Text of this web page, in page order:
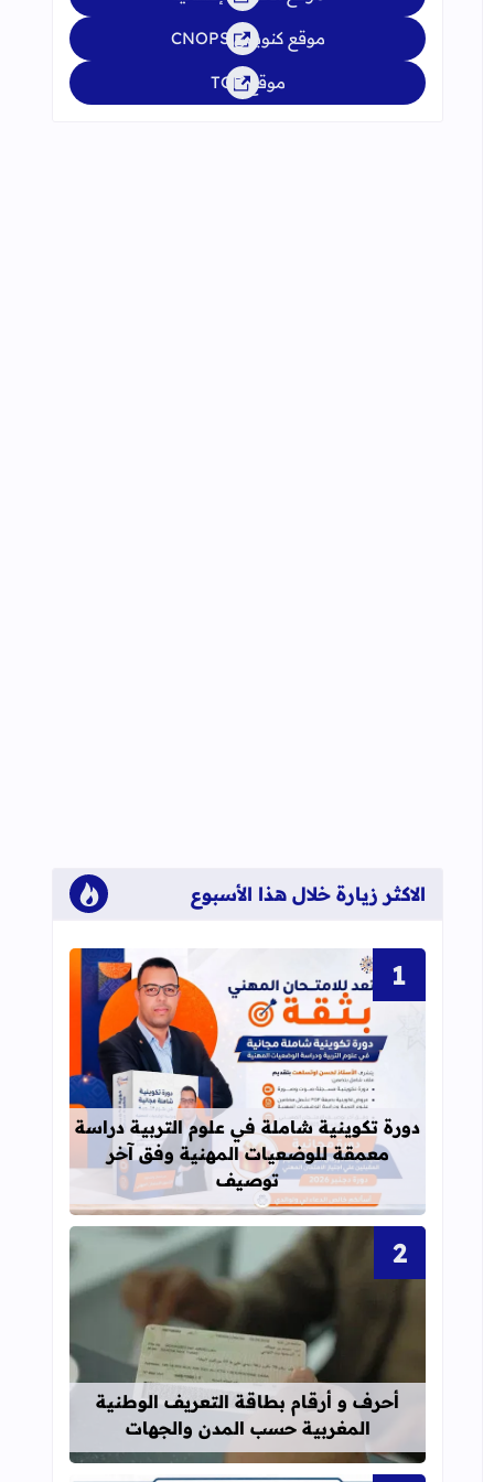
موقع كنوبس CNOPS
موقع TGR
الاكثر زيارة خلال هذا الأسبوع
قراءة المزيد عن دورة تكوينية
دورة تكوينية شاملة في علوم التربية دراسة
معمقة للوضعيات المهنية وفق آخر
توصيف
قراءة المزيد عن أحرف و أرقام
أحرف و أرقام بطاقة التعريف الوطنية
المغربية حسب المدن والجهات